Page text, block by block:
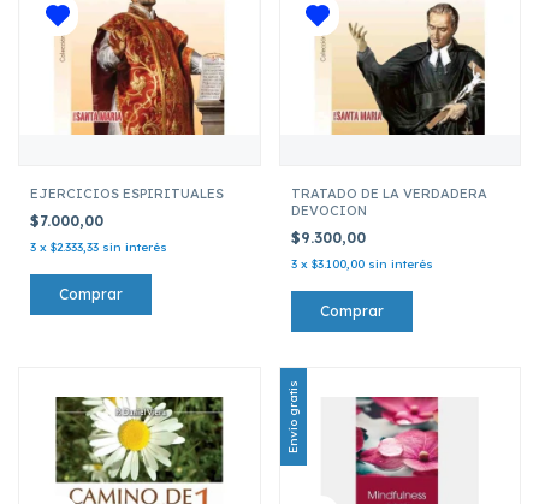
EJERCICIOS ESPIRITUALES
$7.000,00
3 x $2.333,33 sin interés
TRATADO DE LA VERDADERA
DEVOCION
$9.300,00
3 x $3.100,00 sin interés
Envío gratis